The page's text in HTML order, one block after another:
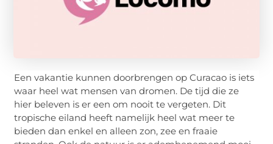
Een vakantie kunnen doorbrengen op Curacao is iets
waar heel wat mensen van dromen. De tijd die ze
hier beleven is er een om nooit te vergeten. Dit
tropische eiland heeft namelijk heel wat meer te
bieden dan enkel en alleen zon, zee en fraaie